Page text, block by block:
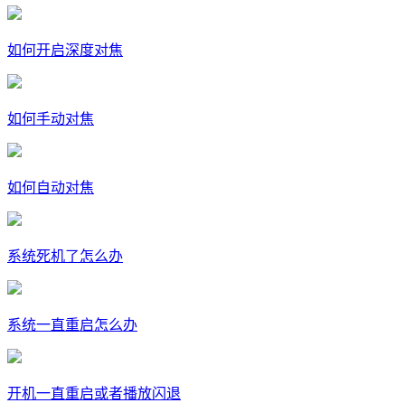
如何开启深度对焦
如何手动对焦
如何自动对焦
系统死机了怎么办
系统一直重启怎么办
开机一直重启或者播放闪退